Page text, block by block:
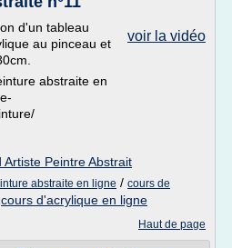
voir la vidéo
d'un tableau
au pinceau et
abstraite en
Peintre Abstrait
abstraite en ligne / cours de
cours d'acrylique en ligne
Haut de page